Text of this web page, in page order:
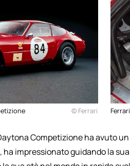
© Ferrari
Competizione ha avuto
ha impressionato guidando la